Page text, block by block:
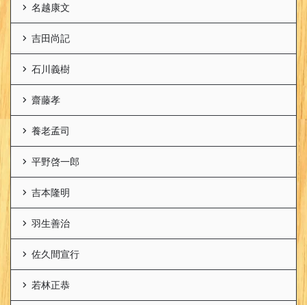
名越康文
吉田尚記
石川義樹
齋藤孝
養老孟司
平野啓一郎
吉本隆明
羽生善治
佐久間宣行
若林正恭